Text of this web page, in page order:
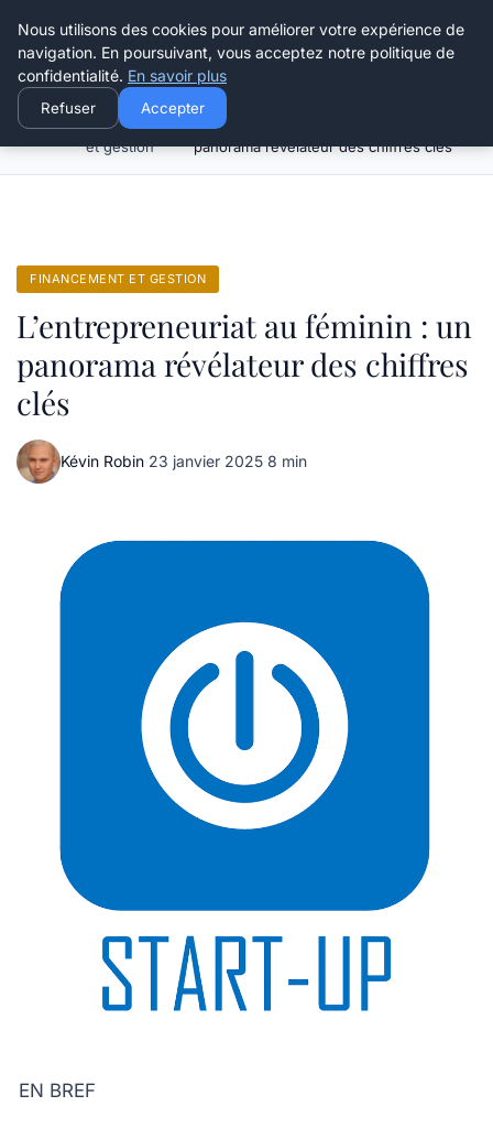
Henry Panky
Financement
et gestion
L’entrepreneuriat au féminin : un
panorama révélateur des chiffres clés
FINANCEMENT ET GESTION
L’entrepreneuriat au féminin : un
panorama révélateur des chiffres
clés
Kévin Robin·23 janvier 2025·8 min
EN BREF
Nous utilisons des cookies pour améliorer votre expérience de
navigation. En poursuivant, vous acceptez notre politique de
confidentialité. En savoir plus
Refuser Accepter